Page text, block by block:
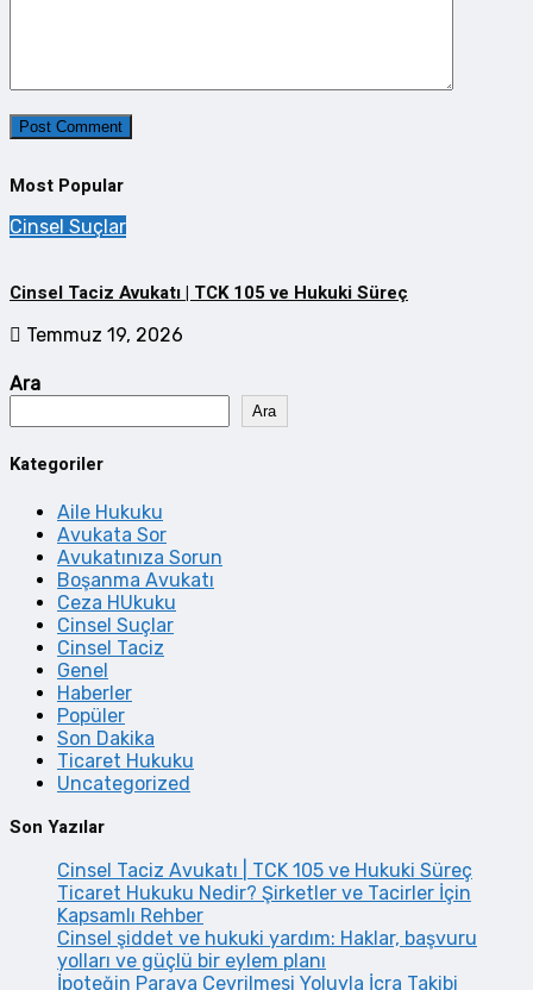
Most Popular
Cinsel Suçlar
Cinsel Taciz Avukatı | TCK 105 ve Hukuki Süreç
Temmuz 19, 2026
Ara
Ara
Kategoriler
Aile Hukuku
Avukata Sor
Avukatınıza Sorun
Boşanma Avukatı
Ceza HUkuku
Cinsel Suçlar
Cinsel Taciz
Genel
Haberler
Popüler
Son Dakika
Ticaret Hukuku
Uncategorized
Son Yazılar
Cinsel Taciz Avukatı | TCK 105 ve Hukuki Süreç
Ticaret Hukuku Nedir? Şirketler ve Tacirler İçin
Kapsamlı Rehber
Cinsel şiddet ve hukuki yardım: Haklar, başvuru
yolları ve güçlü bir eylem planı
İpoteğin Paraya Çevrilmesi Yoluyla İcra Takibi